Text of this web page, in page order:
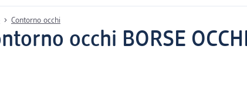
Contorno occhi
occhi BORSE